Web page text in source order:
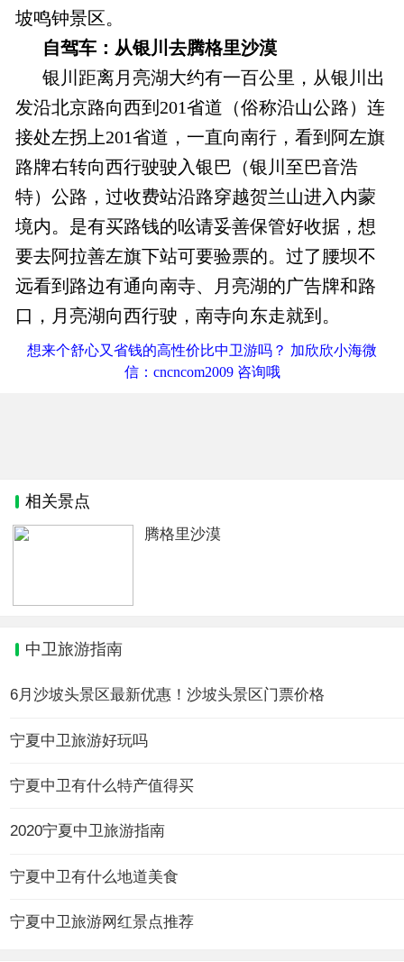
坡鸣钟景区。
自驾车： 从银川去腾格里沙漠
银川距离月亮湖大约有一百公里，从银川出
发沿北京路向西到201省道（俗称沿山公路）连
接处左拐上201省道，一直向南行，看到阿左旗
路牌右转向西行驶驶入银巴（银川至巴音浩
特）公路，过收费站沿路穿越贺兰山进入内蒙
境内。是有买路钱的吆请妥善保管好收据，想
要去阿拉善左旗下站可要验票的。过了腰坝不
远看到路边有通向南寺、月亮湖的广告牌和路
口，月亮湖向西行驶，南寺向东走就到。
想来个舒心又省钱的高性价比中卫游吗？ 加欣欣小海微
信：cncncom2009 咨询哦
相关景点
腾格里沙漠
中卫旅游指南
6月沙坡头景区最新优惠！沙坡头景区门票价格
宁夏中卫旅游好玩吗
宁夏中卫有什么特产值得买
2020宁夏中卫旅游指南
宁夏中卫有什么地道美食
宁夏中卫旅游网红景点推荐